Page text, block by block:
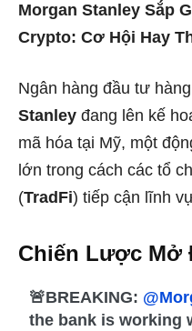
Morgan Stanley Sắp
Crypto: Cơ Hội Hay
Ngân hàng đầu tư
Stanley đang lên kế
mã hóa tại Mỹ, một
lớn trong cách các tổ
(TradFi) tiếp cận lĩnh
Chiến Lược Mở
🚨BREAKING:
the bank is